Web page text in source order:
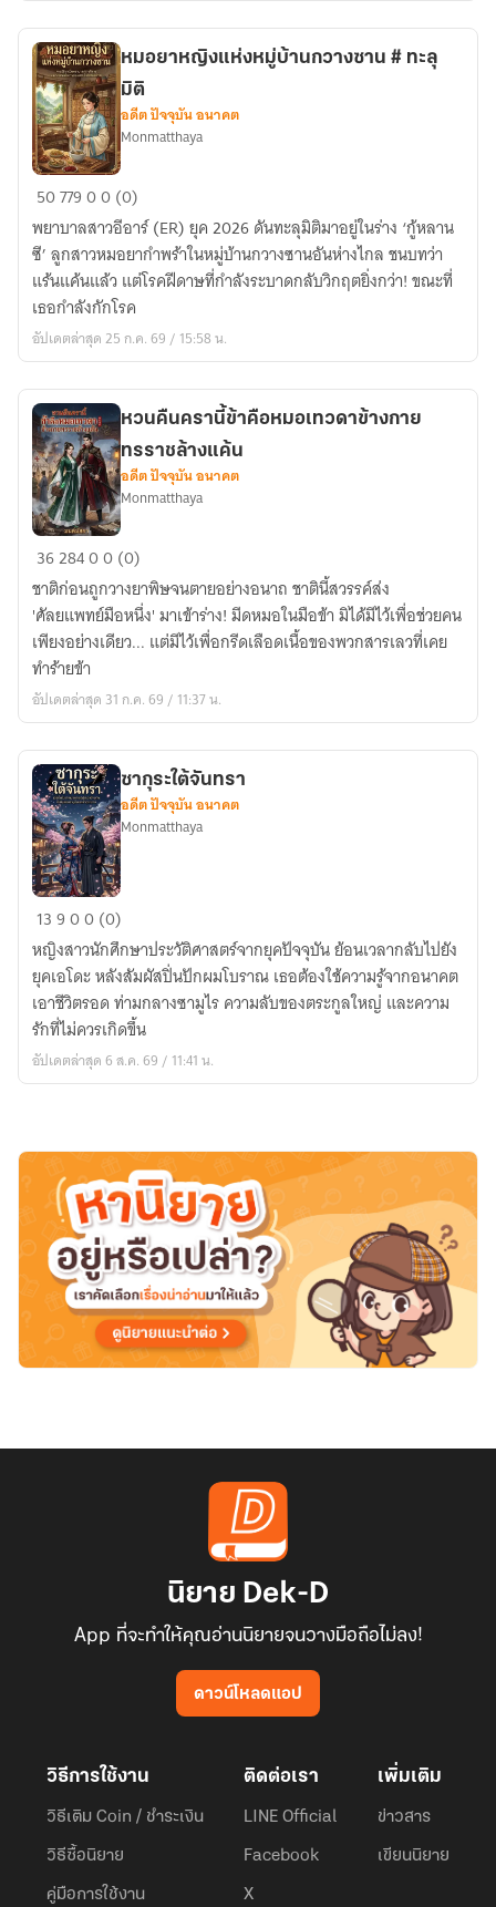
เทวดา
หมอ
หญิง
แห่ง
หมู่บ้าน
กวาง
ซาน
ทะลุ
มิติ
หมอยาหญิงแห่งหมู่บ้านกวางซาน # ทะลุ
มิติ
อดีต ปัจจุบัน อนาคต
Monmatthaya
5077900 (0)
พยาบาลสาวอีอาร์ (ER) ยุค 2026 ดันทะลุมิติมาอยู่ในร่าง ‘กู้หลาน
ซี’ ลูกสาวหมอยากำพร้าในหมู่บ้านกวางซานอันห่างไกล ชนบทว่า
แร้นแค้นแล้ว แต่โรคฝีดาษที่กำลังระบาดกลับวิกฤตยิ่งกว่า! ขณะที่
เธอกำลังกักโรค
อัปเดตล่าสุด 25 ก.ค. 69 / 15:58 น.
หวน
คืน
ครา
นี้
ข้า
คือ
หมอ
ข้าง
กาย
ทรราช
ล้าง
แค้น
หวนคืนครานี้ข้าคือหมอเทวดาข้างกาย
ทรราชล้างแค้น
อดีต ปัจจุบัน อนาคต
Monmatthaya
3628400 (0)
ชาติก่อนถูกวางยาพิษจนตายอย่างอนาถ ชาตินี้สวรรค์ส่ง
'ศัลยแพทย์มือหนึ่ง' มาเข้าร่าง! มีดหมอในมือข้า มิได้มีไว้เพื่อช่วยคน
เพียงอย่างเดียว... แต่มีไว้เพื่อกรีดเลือดเนื้อของพวกสารเลวที่เคย
ทำร้ายข้า
อัปเดตล่าสุด 31 ก.ค. 69 / 11:37 น.
ซากุระ
ใต้
จันทรา
ซากุระใต้จันทรา
อดีต ปัจจุบัน อนาคต
Monmatthaya
13900 (0)
หญิงสาวนักศึกษาประวัติศาสตร์จากยุคปัจจุบัน ย้อนเวลากลับไปยัง
ยุคเอโดะ หลังสัมผัสปิ่นปักผมโบราณ เธอต้องใช้ความรู้จากอนาคต
เอาชีวิตรอด ท่ามกลางซามูไร ความลับของตระกูลใหญ่ และความ
รักที่ไม่ควรเกิดขึ้น
อัปเดตล่าสุด 6 ส.ค. 69 / 11:41 น.
นิยาย Dek-D
App ที่จะทำให้คุณอ่านนิยายจนวางมือถือไม่ลง!
ดาวน์โหลดแอป
วิธีการใช้งาน
วิธีเติม Coin / ชำระเงิน
วิธีซื้อนิยาย
คู่มือการใช้งาน
ติดต่อเรา
LINE Official
Facebook
X
เพิ่มเติม
ข่าวสาร
เขียนนิยาย